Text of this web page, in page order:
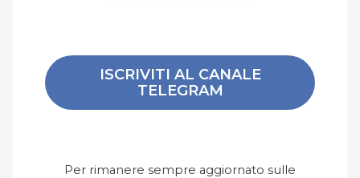
ISCRIVITI AL CANALE
TELEGRAM
Per rimanere sempre aggiornato sulle